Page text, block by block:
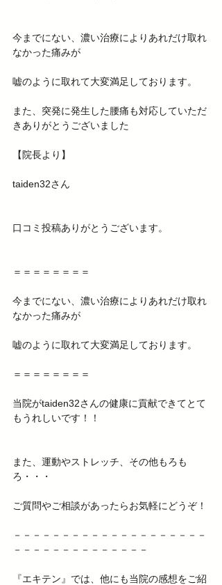
今までにない、濃い治療によりあれだけ取れ
なかった痛みが
嘘のように取れて大変満足しております。
また、突発に発生した腰痛も対応していただ
きありがとうございました
【院長より】
taiden32さん
口コミ投稿ありがとうございます。
＝＝＝＝＝＝＝＝
今までにない、濃い治療によりあれだけ取れ
なかった痛みが
嘘のように取れて大変満足しております。
＝＝＝＝＝＝＝＝
当院がtaiden32さんの健康に貢献できてとて
もうれしいです！！
また、運動やストレッチ、その他もろも
ろ・・・
ご質問やご相談があったらお気軽にどうぞ！
－－－－－－－－－－－－－－－－－－－－
－－－－－－－－－－－－－－
『エキテン』では、他にも当院の感想をご紹